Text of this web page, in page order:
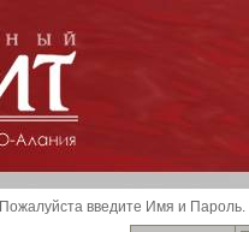
Пожалуйста введите Имя и Пароль.